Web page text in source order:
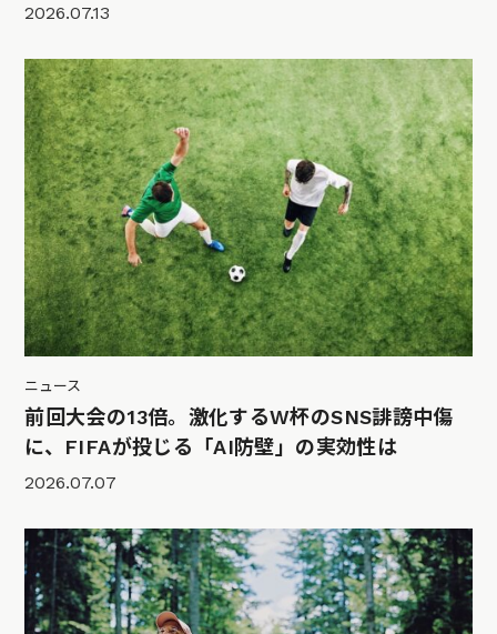
2026.07.13
ニュース
前回大会の13倍。激化するW杯のSNS誹謗中傷
に、FIFAが投じる「AI防壁」の実効性は
2026.07.07